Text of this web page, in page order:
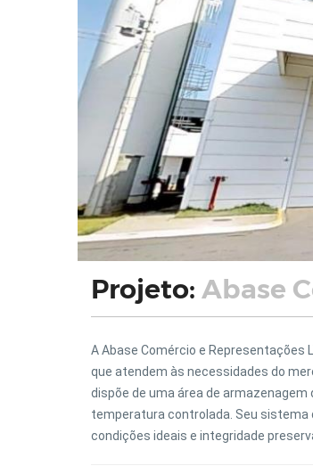
Projeto: Abase
A Abase Comércio e
que atendem às necessidades do
dispõe de uma área de
temperatura controlada. Seu sistema
condições ideais e integridade